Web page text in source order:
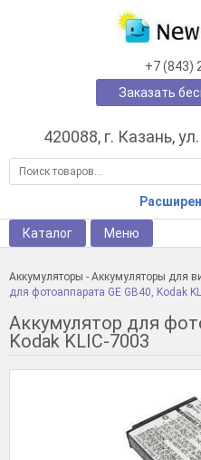
420088, г. Казань,
+7 (843)
Заказать
Каталог Меню
Аккумуляторы - Аккумуляторы для
для фотоаппарата GE GB40, Kodak
Аккумулятор для
Kodak KLIC-7003